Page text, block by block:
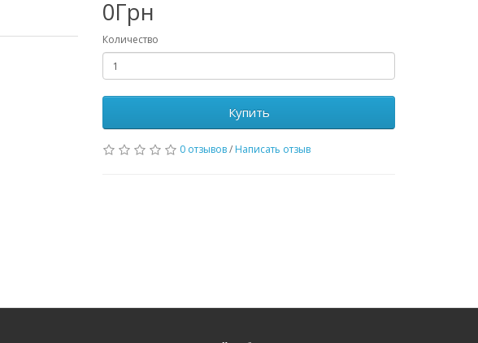
0Грн
Количество
Купить
0 отзывов/ Написать отзыв